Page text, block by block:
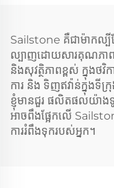
Sailstone គឺជា​ម៉ាកល្បី​ផ្
ល្បាញ​ដោយសារគុណភាព
និងសុវត្ថិភាពខ្ពស់ ក្នុងថវិក
ការ និង​ ទិញឥវ៉ាន់ក្នុងទីក្
ខ្ញុំមានជួរ ផលិតផល​យ៉ាង
អាចពឹងផ្អែកលើ
ការរំពឹងទុករបស់អ្នក។